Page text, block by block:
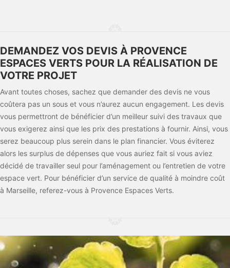
DEMANDEZ VOS DEVIS À PROVENCE
ESPACES VERTS POUR LA RÉALISATION DE
VOTRE PROJET
Avant toutes choses, sachez que demander des devis ne vous
coûtera pas un sous et vous n’aurez aucun engagement. Les devis
vous permettront de bénéficier d’un meilleur suivi des travaux que
vous exigerez ainsi que les prix des prestations à fournir. Ainsi, vous
serez beaucoup plus serein dans le plan financier. Vous éviterez
alors les surplus de dépenses que vous auriez fait si vous aviez
décidé de travailler seul pour l’aménagement ou l’entretien de votre
espace vert. Pour bénéficier d’un service de qualité à moindre coût
à Marseille, referez-vous à Provence Espaces Verts.